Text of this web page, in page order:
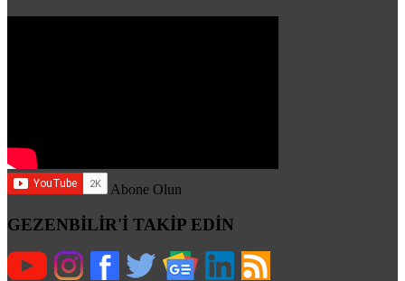
Abone Olun
GEZENBİLİR'İ TAKİP EDİN